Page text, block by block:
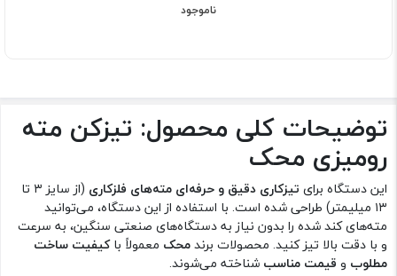
ناموجود
توضیحات کلی محصول: تیزکن مته
رومیزی محک
این دستگاه برای تیزکاری دقیق و حرفه‌ای مته‌های فلزکاری
(از سایز ۳ تا
۱۳ میلیمتر) طراحی شده است. با استفاده از این دستگاه، می‌توانید
مته‌های کند شده را بدون نیاز به دستگاه‌های صنعتی سنگین، به سرعت
و با دقت بالا تیز کنید. محصولات برندمحک معمولاً باکیفیت ساخت
مطلوب و قیمت مناسب شناخته می‌شوند.